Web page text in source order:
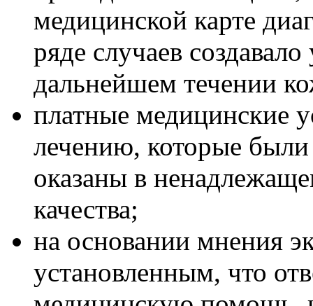
медицинской карте
ряде случаев
дальнейшем течении
платные медицинские
лечению, которые
оказаны в
качества;
на основании мнения
установленным, что